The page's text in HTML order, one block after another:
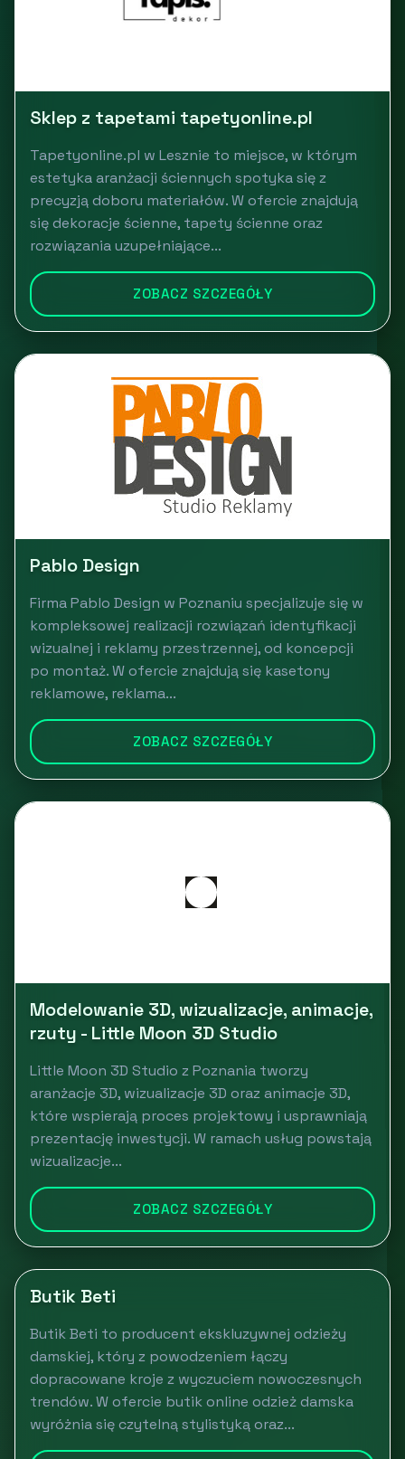
Sklep z tapetami tapetyonline.pl
Tapetyonline.pl w Lesznie to miejsce, w którym
estetyka aranżacji ściennych spotyka się z
precyzją doboru materiałów. W ofercie znajdują
się dekoracje ścienne, tapety ścienne oraz
rozwiązania uzupełniające...
ZOBACZ SZCZEGÓŁY
Pablo Design
Firma Pablo Design w Poznaniu specjalizuje się w
kompleksowej realizacji rozwiązań identyfikacji
wizualnej i reklamy przestrzennej, od koncepcji
po montaż. W ofercie znajdują się kasetony
reklamowe, reklama...
ZOBACZ SZCZEGÓŁY
Modelowanie 3D, wizualizacje, animacje,
rzuty - Little Moon 3D Studio
Little Moon 3D Studio z Poznania tworzy
aranżacje 3D, wizualizacje 3D oraz animacje 3D,
które wspierają proces projektowy i usprawniają
prezentację inwestycji. W ramach usług powstają
wizualizacje...
ZOBACZ SZCZEGÓŁY
Butik Beti
Butik Beti to producent ekskluzywnej odzieży
damskiej, który z powodzeniem łączy
dopracowane kroje z wyczuciem nowoczesnych
trendów. W ofercie butik online odzież damska
wyróżnia się czytelną stylistyką oraz...